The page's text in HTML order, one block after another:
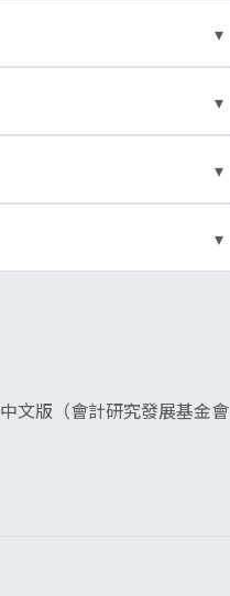
公司與受控制子公司視為▾
、暴露於變動報酬、有能
能要併。
▾
列在權益項下，綜合損益▾
，對子公司投資用權益法
字相通但範圍不同。
▾
子公司賺的錢若沒以股利
文版（會計研究發展基金會